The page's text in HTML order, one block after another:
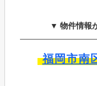
▼ 物件情報
福岡市南